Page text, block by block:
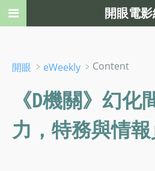
開眼 ﹥ eWeekly ﹥Content
《D機關》幻化
力，特務與情
開眼電